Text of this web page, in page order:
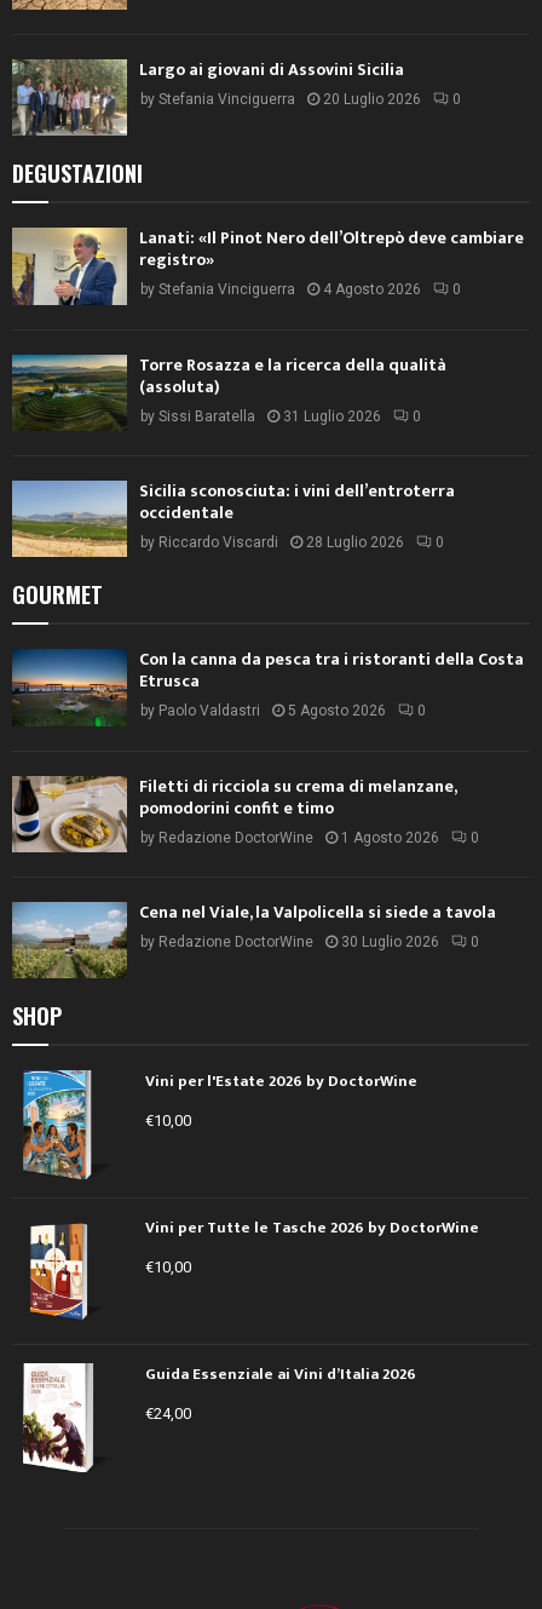
Largo ai giovani di Assovini Sicilia
by Stefania Vinciguerra 20 Luglio 2026 0
DEGUSTAZIONI
Lanati: «Il Pinot Nero dell’Oltrepò deve cambiare
registro»
by Stefania Vinciguerra 4 Agosto 2026 0
Torre Rosazza e la ricerca della qualità
(assoluta)
by Sissi Baratella 31 Luglio 2026 0
Sicilia sconosciuta: i vini dell’entroterra
occidentale
by Riccardo Viscardi 28 Luglio 2026 0
GOURMET
Con la canna da pesca tra i ristoranti della Costa
Etrusca
by Paolo Valdastri 5 Agosto 2026 0
Filetti di ricciola su crema di melanzane,
pomodorini confit e timo
by Redazione DoctorWine 1 Agosto 2026 0
Cena nel Viale, la Valpolicella si siede a tavola
by Redazione DoctorWine 30 Luglio 2026 0
SHOP
Vini per l'Estate 2026 by DoctorWine
€10,00
Vini per Tutte le Tasche 2026 by DoctorWine
€10,00
Guida Essenziale ai Vini d’Italia 2026
€24,00